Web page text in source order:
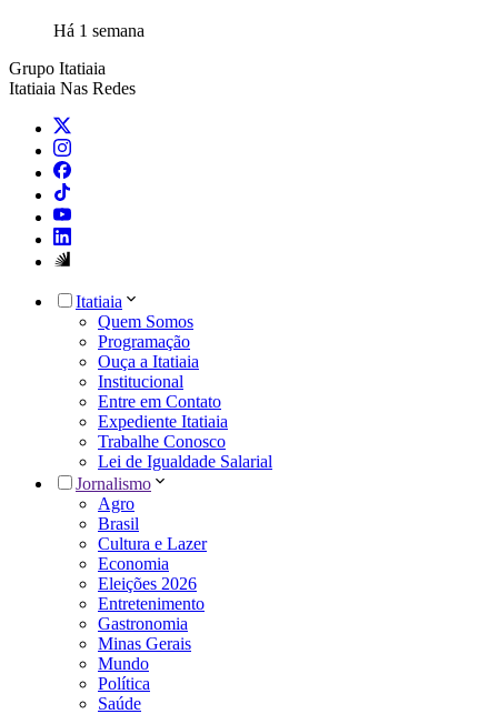
Há 1 semana
Grupo Itatiaia
Itatiaia Nas Redes
Itatiaia
Quem Somos
Programação
Ouça a Itatiaia
Institucional
Entre em Contato
Expediente Itatiaia
Trabalhe Conosco
Lei de Igualdade Salarial
Jornalismo
Agro
Brasil
Cultura e Lazer
Economia
Eleições 2026
Entretenimento
Gastronomia
Minas Gerais
Mundo
Política
Saúde